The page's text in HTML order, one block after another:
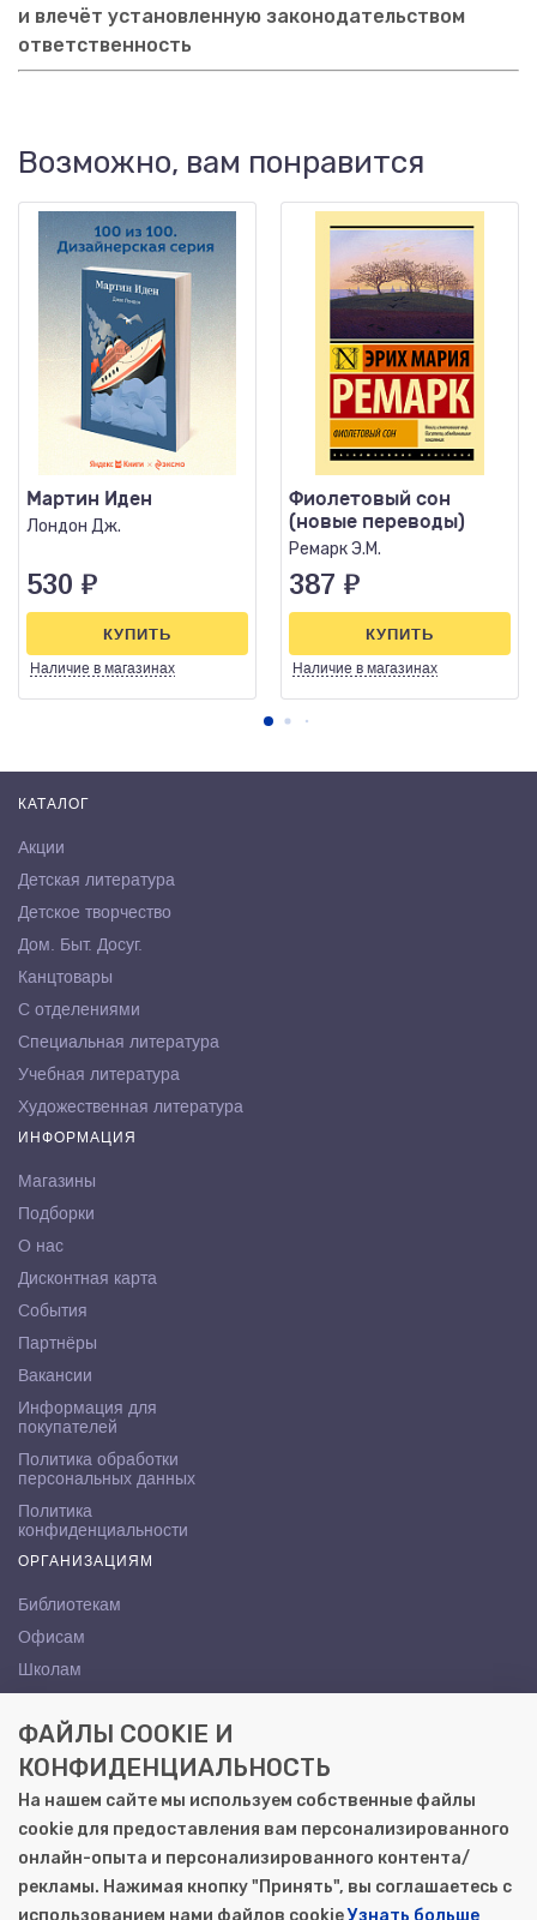
и влечёт установленную законодательством
ответственность
Возможно, вам понравится
Мартин Иден
Лондон Дж.
530 ₽
Наличие в магазинах
КУПИТЬ
Фиолетовый сон
(новые переводы)
Ремарк Э.М.
387 ₽
Наличие в магазинах
КУПИТЬ
КАТАЛОГ
Акции
Детская литература
Детское творчество
Дом. Быт. Досуг.
Канцтовары
С отделениями
Специальная литература
Учебная литература
Художественная литература
ИНФОРМАЦИЯ
Магазины
Подборки
О нас
Дисконтная карта
События
Партнёры
Вакансии
Информация для
покупателей
Политика обработки
персональных данных
Политика
конфиденциальности
ОРГАНИЗАЦИЯМ
Библиотекам
Офисам
Школам
КОНТАКТЫ
Саратов, ул. Осипова, 10А
+7 (8452) 72-65-65
gemera@moya-kniga.ru
ФАЙЛЫ COOKIE И
КОНФИДЕНЦИАЛЬНОСТЬ
На нашем сайте мы используем собственные файлы
cookie для предоставления вам персонализированного
онлайн-опыта и персонализированного контента/
рекламы. Нажимая кнопку "Принять", вы соглашаетесь с
использованием нами файлов cookieУзнать больше